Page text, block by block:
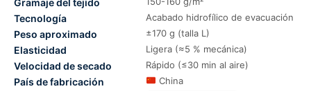
Gramaje del tejido
Tecnología Acabado hidrofílico de evacuación
Peso aproximado ±170 g (talla L)
Elasticidad Ligera (≈5 % mecánica)
Velocidad de secado Rápido (≤30 min al aire)
País de fabricación China